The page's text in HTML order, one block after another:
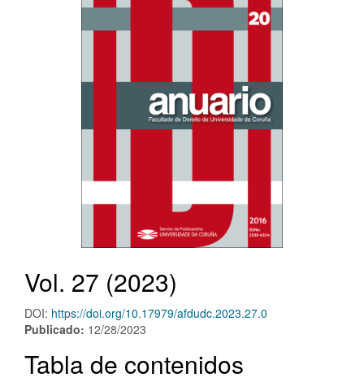
Vol. 27 (2023)
DOI: https://doi.org/10.17979/afdudc.2023.27.0
Publicado: 12/28/2023
Tabla de contenidos